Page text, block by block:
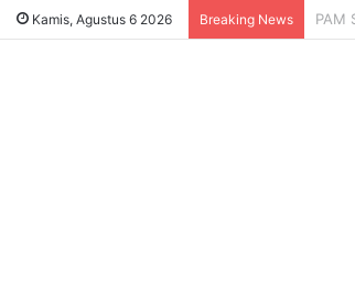
Kamis, Agustus 6 2026 Breaking News